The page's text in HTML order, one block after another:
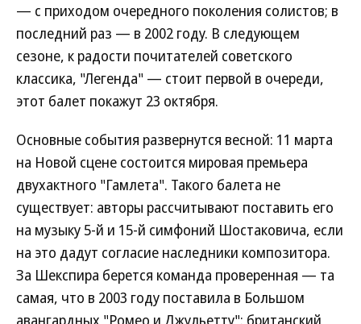
— с приходом очередного поколения солистов; в
последний раз — в 2002 году. В следующем
сезоне, к радости почитателей советского
классика, "Легенда" — стоит первой в очереди,
этот балет покажут 23 октября.
Основные события развернутся весной: 11 марта
на Новой сцене состоится мировая премьера
двухактного "Гамлета". Такого балета не
существует: авторы рассчитывают поставить его
на музыку 5-й и 15-й симфоний Шостаковича, если
на это дадут согласие наследники композитора.
За Шекспира берется команда проверенная — та
самая, что в 2003 году поставила в Большом
авангардных "Ромео и Джульетту": британский